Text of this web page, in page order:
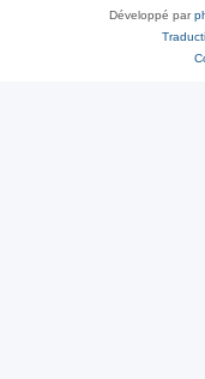
Développé par